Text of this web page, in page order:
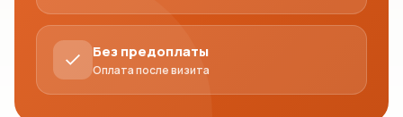
Без предоплаты
Оплата после визита